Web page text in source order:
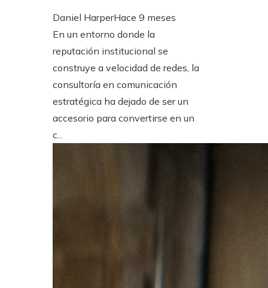
Daniel HarperHace 9 meses
En un entorno donde la
reputación institucional se
construye a velocidad de redes, la
consultoría en comunicación
estratégica ha dejado de ser un
accesorio para convertirse en un
c...